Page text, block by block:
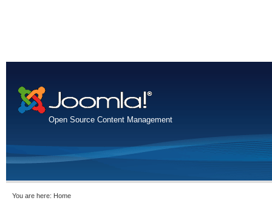
Open Source Content Management
You are here: Home